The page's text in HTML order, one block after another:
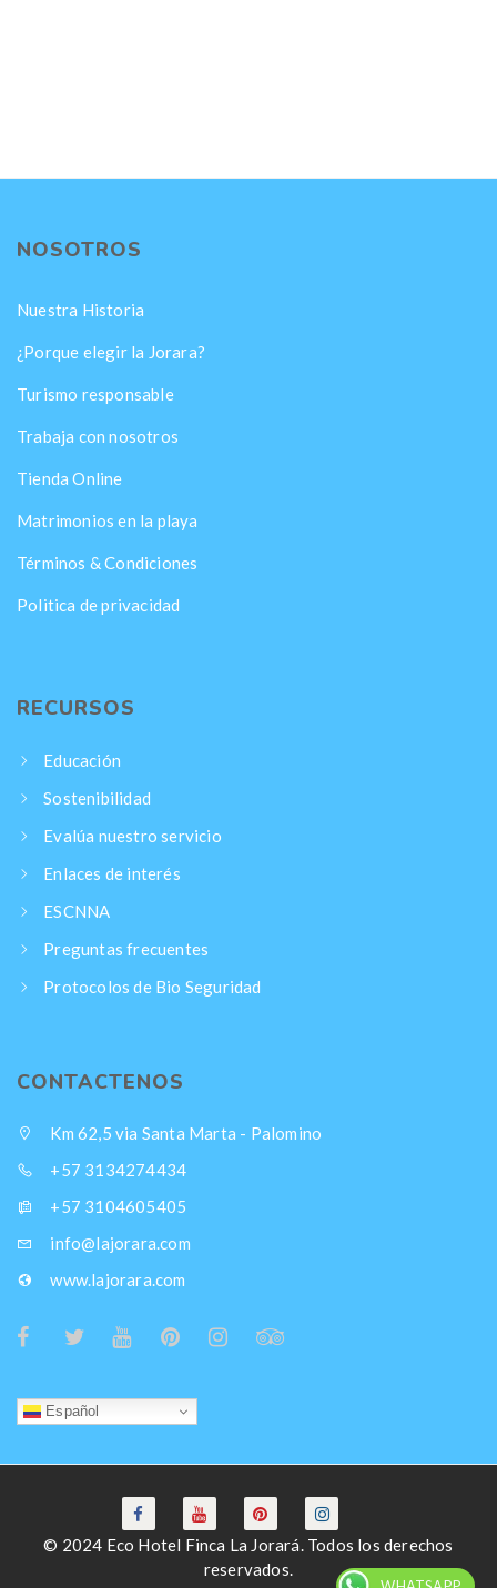
NOSOTROS
Nuestra Historia
¿Porque elegir la Jorara?
Turismo responsable
Trabaja con nosotros
Tienda Online
Matrimonios en la playa
Términos & Condiciones
Politica de privacidad
RECURSOS
Educación
Sostenibilidad
Evalúa nuestro servicio
Enlaces de interés
ESCNNA
Preguntas frecuentes
Protocolos de Bio Seguridad
CONTACTENOS
Km 62,5 via Santa Marta - Palomino
+57 3134274434
+57 3104605405
info@lajorara.com
www.lajorara.com
Español
© 2024 Eco Hotel Finca La Jorará. Todos los derechos
reservados.